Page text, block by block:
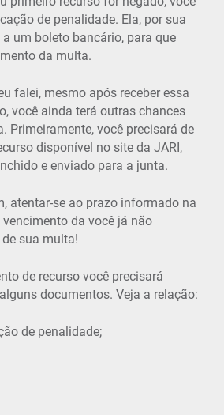
de penalidade. Ela, por sua
um boleto bancário, para que
da multa.
falei, mesmo após receber essa
você ainda terá outras chances
Primeiramente, você precisará de
disponível no site da JARI,
e enviado para a junta.
atentar-se ao prazo informado na
da você já não
sua multa!
de recurso você precisará
documentos. Veja a relação:
de penalidade;